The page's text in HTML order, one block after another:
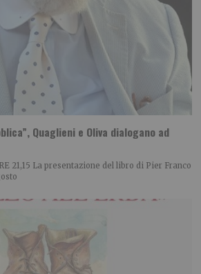
Quaglieni e Oliva dialogano ad
21,15 La presentazione del libro di Pier Franco